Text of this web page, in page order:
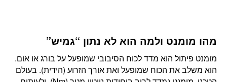
מהו מומנט ולמה הוא לא נתון “גמיש”
מומנט פיתול הוא מדד לכוח הסיבובי שמופעל על בורג או אום.
הוא משלב את הכוח שמופעל ואת אורך הזרוע (הידית). בעולם